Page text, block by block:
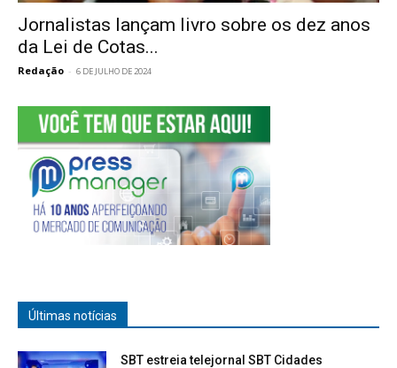
Jornalistas lançam livro sobre os dez anos
da Lei de Cotas...
Redação - 6 DE JULHO DE 2024
Últimas notícias
SBT estreia telejornal SBT Cidades